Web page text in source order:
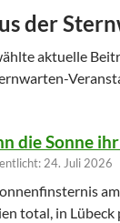
der
aktuelle
die Sonne
24. Juli 2026
total, in